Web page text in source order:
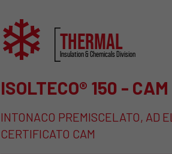
THERMAL
Insulation & Chemicals Division
ISOLTECO® 150 - CAM
INTONACO PREMISCELATO, AD
CERTIFICATO CAM